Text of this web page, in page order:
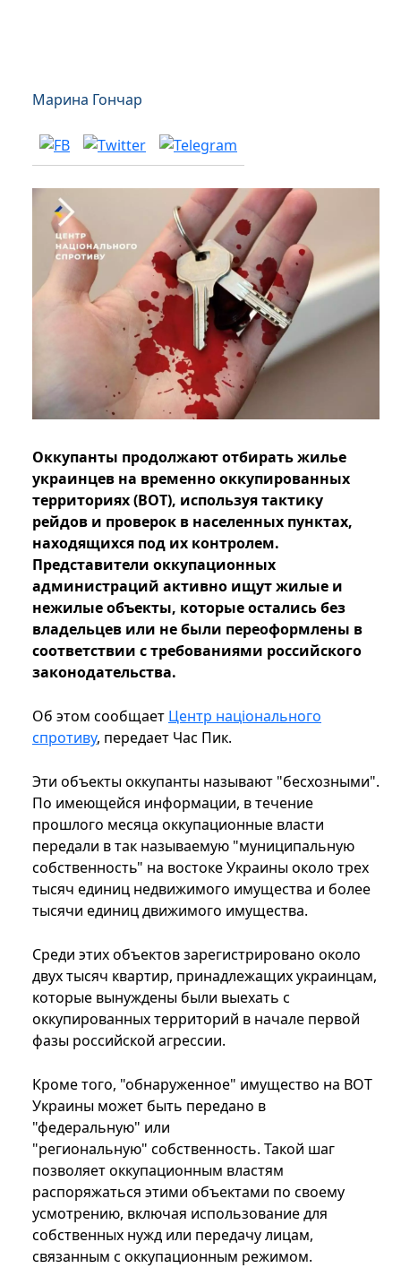
Марина Гончар
Оккупанты продолжают отбирать жилье
украинцев на временно оккупированных
территориях (ВОТ), используя тактику
рейдов и проверок в населенных пунктах,
находящихся под их контролем.
Представители оккупационных
администраций активно ищут жилые и
нежилые объекты, которые остались без
владельцев или не были переоформлены в
соответствии с требованиями российского
законодательства.
Об этом сообщает Центр національного
спротиву, передает Час Пик.
Эти объекты оккупанты называют "бесхозными".
По имеющейся информации, в течение
прошлого месяца оккупационные власти
передали в так называемую "муниципальную
собственность" на востоке Украины около трех
тысяч единиц недвижимого имущества и более
тысячи единиц движимого имущества.
Среди этих объектов зарегистрировано около
двух тысяч квартир, принадлежащих украинцам,
которые вынуждены были выехать с
оккупированных территорий в начале первой
фазы российской агрессии.
Кроме того, "обнаруженное" имущество на ВОТ
Украины может быть передано в
"федеральную" или
"региональную" собственность. Такой шаг
позволяет оккупационным властям
распоряжаться этими объектами по своему
усмотрению, включая использование для
собственных нужд или передачу лицам,
связанным с оккупационным режимом.